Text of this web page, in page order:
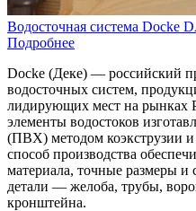
Водосточная система Docke
Подробнее
Docke (Деке) — российский
водосточных систем,
лидирующих мест на рынках
элементы водостоков
(ПВХ) методом коэкструзии
способ производства
материала, точные размеры
детали — желоба, трубы,
кронштейна.